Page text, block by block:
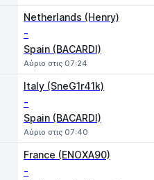
Netherlands (Henry)
-
Spain (BACARDI)
Αύριο στις 07:24
Italy (SneG1r41k)
-
Spain (BACARDI)
Αύριο στις 07:40
France (ENOXA90)
-